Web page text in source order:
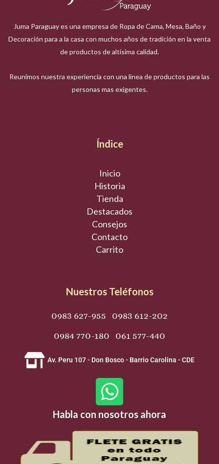
Juma Paraguay es una empresa de Ropa de Cama, Mesa, Baño y
Decoración para a la casa con muchos años de tradición en la venta
de productos de altísima calidad.
Reunimos nuestra experiencia con una linea de productos para las
personas mas exigentes.
Índice
Inicio
Historia
Tienda
Destacados
Consejos
Contacto
Carrito
Nuestros Teléfonos
0983 627-955 0983 612-202
0984 770-180 061 577-440
Av. Peru 107 - Don Bosco - Barrio Carolina - CDE
W
h
a
t
Habla con nosotros ahora